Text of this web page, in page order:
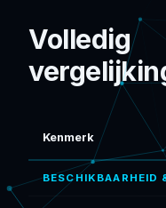
Volledig
Kenmerk
BESCHIKBAARHEID